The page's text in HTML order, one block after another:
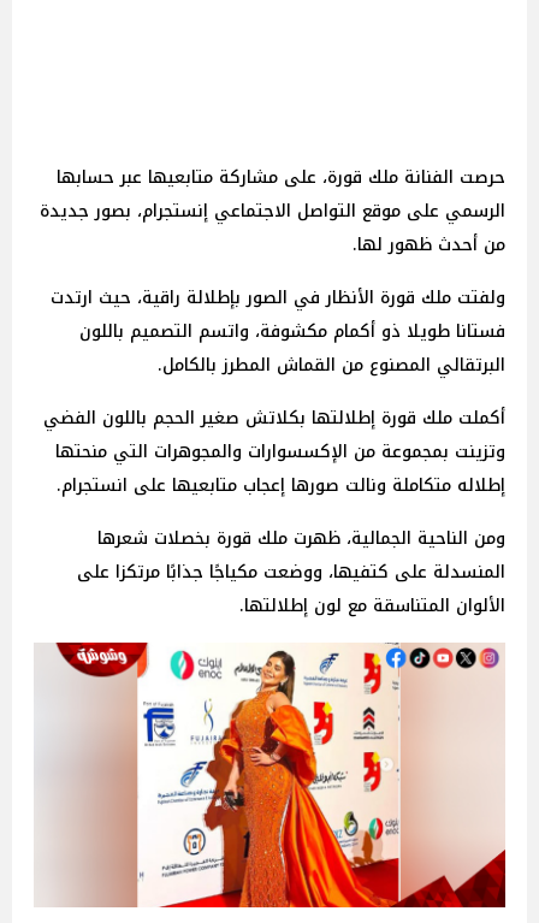
حرصت الفنانة ملك قورة، على مشاركة متابعيها عبر حسابها
الرسمي على موقع التواصل الاجتماعي إنستجرام، بصور جديدة
من أحدث ظهور لها.
ولفتت ملك قورة الأنظار في الصور بإطلالة راقية، حيث ارتدت
فستانا طويلا ذو أكمام مكشوفة، واتسم التصميم باللون
البرتقالي المصنوع من القماش المطرز بالكامل.
أكملت ملك قورة إطلالتها بكلاتش صغير الحجم باللون الفضي
وتزينت بمجموعة من الإكسسوارات والمجوهرات التي منحتها
إطلاله متكاملة ونالت صورها إعجاب متابعيها على انستجرام.
ومن الناحية الجمالية، ظهرت ملك قورة بخصلات شعرها
المنسدلة على كتفيها، ووضعت مكياجًا جذابًا مرتكزا على
الألوان المتناسقة مع لون إطلالتها.